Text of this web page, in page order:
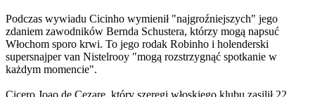
Podczas wywiadu Cicinho wymienił "najgroźniejszych" jego
zdaniem zawodników Bernda Schustera, którzy mogą napsuć
Włochom sporo krwi. To jego rodak Robinho i holenderski
supersnajper van Nistelrooy "mogą rozstrzygnąć spotkanie w
każdym momencie".
Cicero Joao de Cezare, który szeregi włoskiego klubu zasilił 22